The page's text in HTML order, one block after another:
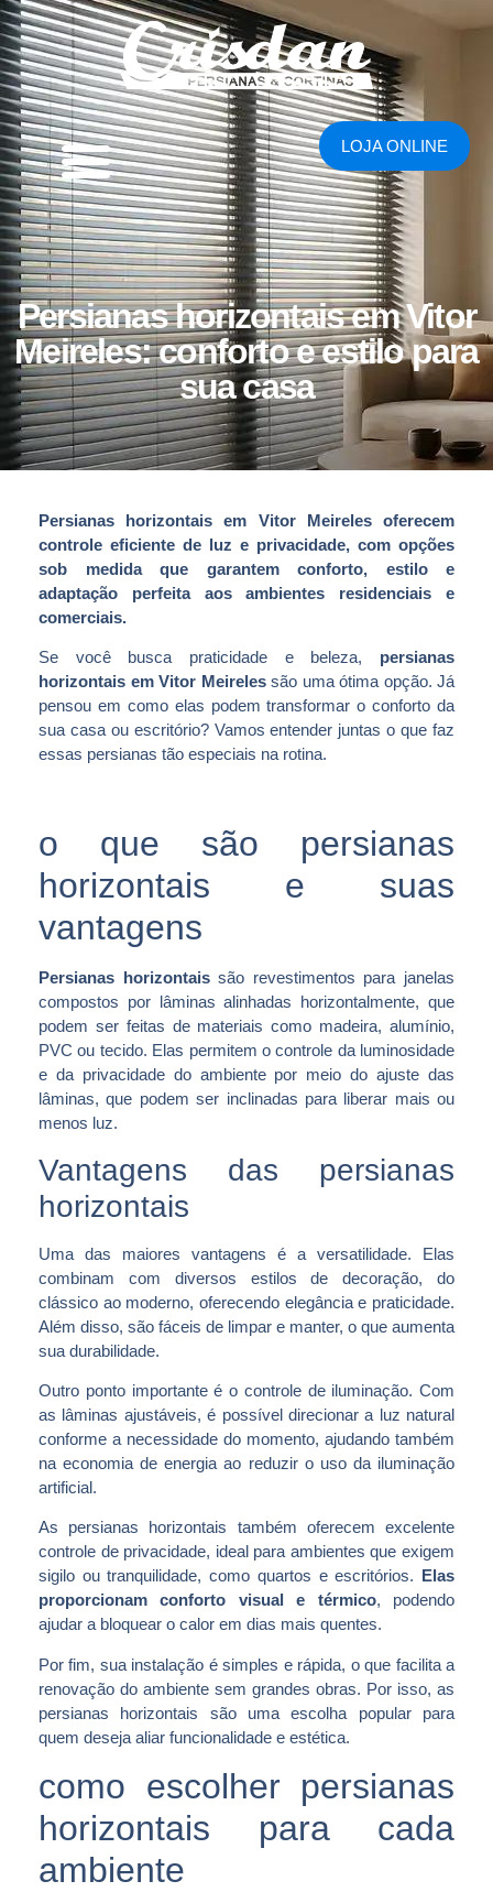
LOJA ONLINE
Persianas horizontais em Vitor
Meireles: conforto e estilo para
sua casa
Persianas horizontais em Vitor Meireles oferecem
controle eficiente de luz e privacidade, com opções
sob medida que garantem conforto, estilo e
adaptação perfeita aos ambientes residenciais e
comerciais.
Se você busca praticidade e beleza, persianas
horizontais em Vitor Meirelessão uma ótima opção. Já
pensou em como elas podem transformar o conforto da
sua casa ou escritório? Vamos entender juntas o que faz
essas persianas tão especiais na rotina.
o que são persianas
horizontais e suas
vantagens
Persianas horizontaissão revestimentos para janelas
compostos por lâminas alinhadas horizontalmente, que
podem ser feitas de materiais como madeira, alumínio,
PVC ou tecido. Elas permitem o controle da luminosidade
e da privacidade do ambiente por meio do ajuste das
lâminas, que podem ser inclinadas para liberar mais ou
menos luz.
Vantagens das persianas
horizontais
Uma das maiores vantagens é a versatilidade. Elas
combinam com diversos estilos de decoração, do
clássico ao moderno, oferecendo elegância e praticidade.
Além disso, são fáceis de limpar e manter, o que aumenta
sua durabilidade.
Outro ponto importante é o controle de iluminação. Com
as lâminas ajustáveis, é possível direcionar a luz natural
conforme a necessidade do momento, ajudando também
na economia de energia ao reduzir o uso da iluminação
artificial.
As persianas horizontais também oferecem excelente
controle de privacidade, ideal para ambientes que exigem
sigilo ou tranquilidade, como quartos e escritórios. Elas
proporcionam conforto visual e térmico, podendo
ajudar a bloquear o calor em dias mais quentes.
Por fim, sua instalação é simples e rápida, o que facilita a
renovação do ambiente sem grandes obras. Por isso, as
persianas horizontais são uma escolha popular para
quem deseja aliar funcionalidade e estética.
como escolher persianas
horizontais para cada
ambiente